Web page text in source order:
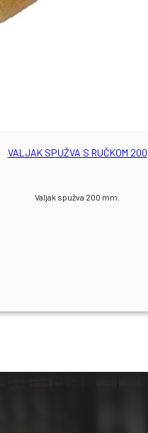
VALJAK SPUŽVA S RUČKOM 200
Valjak spužva 200 mm.